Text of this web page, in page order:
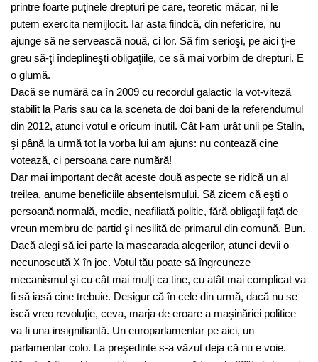
printre foarte puţinele drepturi pe care, teoretic măcar, ni le
putem exercita nemijlocit. Iar asta fiindcă, din nefericire, nu
ajunge să ne servească nouă, ci lor. Să fim serioşi, pe aici ţi-e
greu să-ţi îndeplineşti obligaţiile, ce să mai vorbim de drepturi. E
o glumă.
Dacă se numără ca în 2009 cu recordul galactic la vot-viteză
stabilit la Paris sau ca la sceneta de doi bani de la referendumul
din 2012, atunci votul e oricum inutil. Cât l-am urât unii pe Stalin,
şi până la urmă tot la vorba lui am ajuns: nu contează cine
votează, ci persoana care numără!
Dar mai important decât aceste două aspecte se ridică un al
treilea, anume beneficiile absenteismului. Să zicem că eşti o
persoană normală, medie, neafiliată politic, fără obligaţii faţă de
vreun membru de partid şi nesilită de primarul din comună. Bun.
Dacă alegi să iei parte la mascarada alegerilor, atunci devii o
necunoscută X în joc. Votul tău poate să îngreuneze
mecanismul şi cu cât mai mulţi ca tine, cu atât mai complicat va
fi să iasă cine trebuie. Desigur că în cele din urmă, dacă nu se
iscă vreo revoluţie, ceva, marja de eroare a maşinăriei politice
va fi una insignifiantă. Un europarlamentar pe aici, un
parlamentar colo. La preşedinte s-a văzut deja că nu e voie.